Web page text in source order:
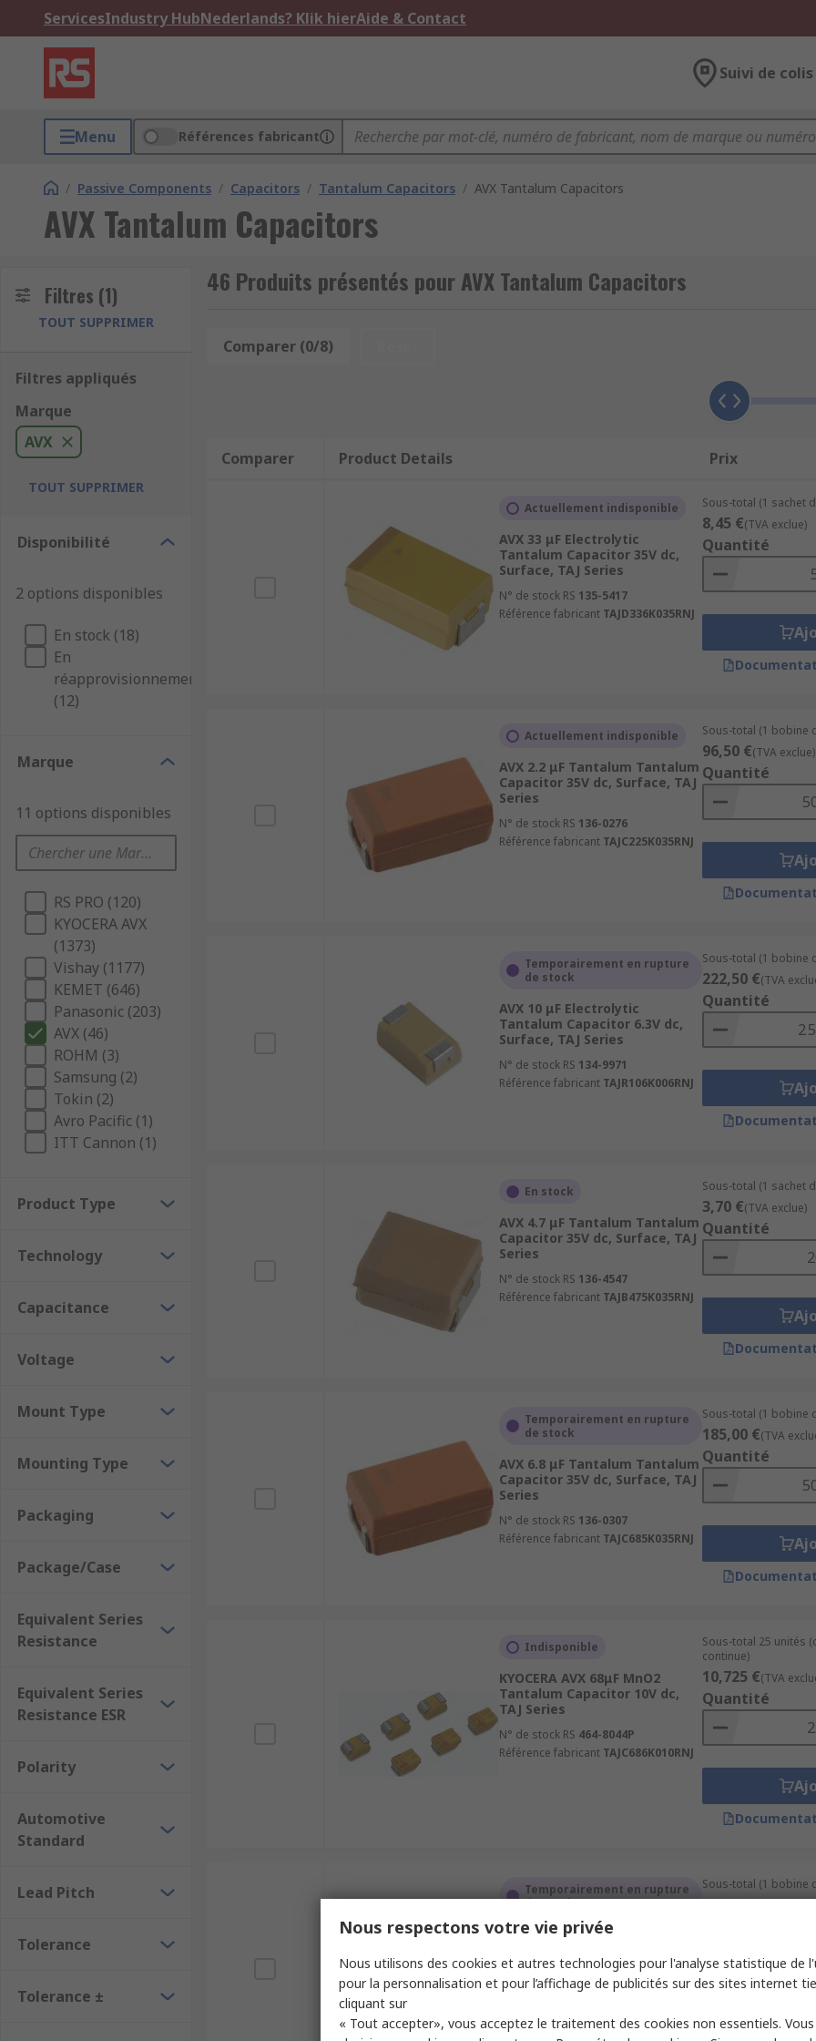
ServicesIndustry HubNederlands? Klik hierAide & Contact
Suivi de colis
Menu Références fabricant
/ Passive Components / Capacitors / Tantalum Capacitors / AVX Tantalum Capacitors
AVX Tantalum Capacitors
Filtres (1)
TOUT SUPPRIMER
Filtres appliqués
Marque
AVX
TOUT SUPPRIMER
Disponibilité
2 options disponibles
En stock (18)
En
réapprovisionnement
(12)
Marque
11 options disponibles
RS PRO (120)
KYOCERA AVX
(1373)
Vishay (1177)
KEMET (646)
Panasonic (203)
AVX (46)
ROHM (3)
Samsung (2)
Tokin (2)
Avro Pacific (1)
ITT Cannon (1)
Product Type
Technology
Capacitance
Voltage
Mount Type
Mounting Type
Packaging
Package/Case
Equivalent Series
Resistance
Equivalent Series
Resistance ESR
Polarity
Automotive
Standard
Lead Pitch
Tolerance
Tolerance ±
46 Produits présentés pour AVX Tantalum Capacitors
Comparer (0/8)
Comparer Product Details Prix
Actuellement indisponible
AVX 33 μF Electrolytic
Tantalum Capacitor 35V dc,
Surface, TAJ Series
N° de stock RS 135-5417
Référence fabricant TAJD336K035RNJ
Sous-total (1 sachet
8,45 €(TVA exclue)
Quantité
Actuellement indisponible
AVX 2.2 μF Tantalum Tantalum
Capacitor 35V dc, Surface, TAJ
Series
N° de stock RS 136-0276
Référence fabricant TAJC225K035RNJ
Sous-total (1 bobine
96,50 €(TVA exclue)
Quantité
Temporairement en rupture
de stock
AVX 10 μF Electrolytic
Tantalum Capacitor 6.3V dc,
Surface, TAJ Series
N° de stock RS 134-9971
Référence fabricant TAJR106K006RNJ
Sous-total (1 bobine
222,50 €(TVA
Quantité
En stock
AVX 4.7 μF Tantalum Tantalum
Capacitor 35V dc, Surface, TAJ
Series
N° de stock RS 136-4547
Référence fabricant TAJB475K035RNJ
Sous-total (1 sachet
3,70 €(TVA exclue)
Quantité
Temporairement en rupture
de stock
AVX 6.8 μF Tantalum Tantalum
Capacitor 35V dc, Surface, TAJ
Series
N° de stock RS 136-0307
Référence fabricant TAJC685K035RNJ
Sous-total (1 bobine
185,00 €(TVA
Quantité
Indisponible
KYOCERA AVX 68μF MnO2
Tantalum Capacitor 10V dc,
TAJ Series
N° de stock RS 464-8044P
Référence fabricant TAJC686K010RNJ
Sous-total 25 unités
continue)
10,725 €(TVA
Quantité
Temporairement en rupture
de stock
AVX 220 μF Electrolytic
Surface, TAJ Series
N° de stock RS134-9925
Sous-total (1 bobine
192,50 €
Nous respectons votre vie privée
Nous utilisons des cookies et autres technologies pour l'analyse statistique de
pour la personnalisation et pour l’affichage de publicités sur des sites internet
cliquant sur
« Tout accepter», vous acceptez le traitement des cookies non essentiels.